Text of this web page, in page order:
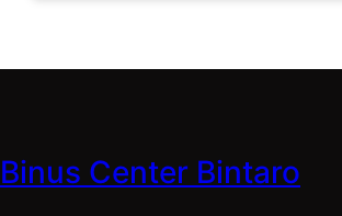
Binus Center Bintaro